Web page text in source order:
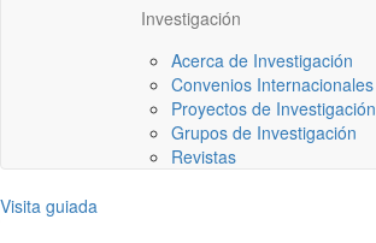
Investigación
Acerca de Investigación
Convenios Internacionales
Proyectos de Investigación
Grupos de Investigación
Revistas
Visita guiada